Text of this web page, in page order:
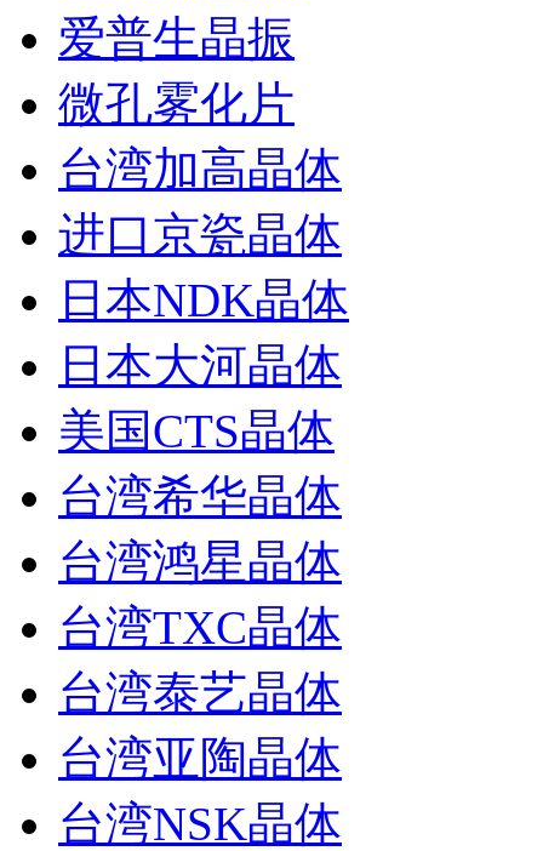
爱普生晶振
微孔雾化片
台湾加高晶体
进口京瓷晶体
日本NDK晶体
日本大河晶体
美国CTS晶体
台湾希华晶体
台湾鸿星晶体
台湾TXC晶体
台湾泰艺晶体
台湾亚陶晶体
台湾NSK晶体